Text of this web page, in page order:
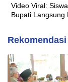
Video Viral:
Bupati Langsung